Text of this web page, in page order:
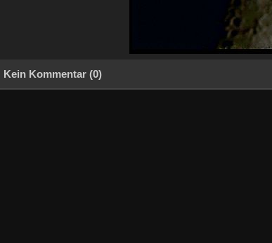
Kein Kommentar (0)